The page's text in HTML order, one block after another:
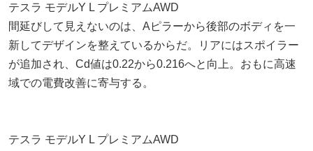
テスラ モデルY L プレミアムAWD
間延びして見えないのは、Aピラーから後部のボディを一
新してデザインを整えているからだ。リアにはスポイラー
が追加され、Cd値は0.22から0.216へと向上。おもに高速
域での電費改善に寄与する。
テスラ モデルY L プレミアムAWD